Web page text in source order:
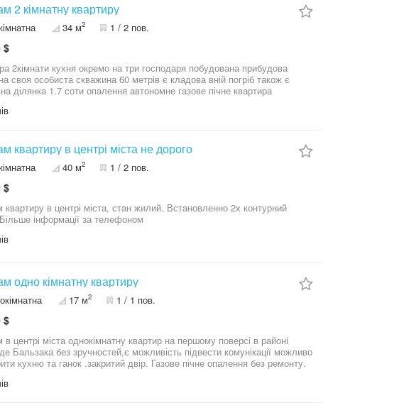
2 кімнатну квартиру
34 м2 1 / 2 пов.
$
на три господаря побудована прибудова
також є
автономне газове пічне квартира
квартиру в центрі міста не дорого
40 м2 1 / 2 пов.
$
в центрі міста, стан жилий. Встановленно 2х контурний
інформації за телефоном
одно кімнатну квартиру
17 м2 1 / 1 пов.
$
центрі міста однокімнатну квартир на першому поверсі в районі
Бальзака без зручностей,є можливість підвести комунікації можливо
кухню та ганок .закритий двір. Газове пічне опалення без ремонту.